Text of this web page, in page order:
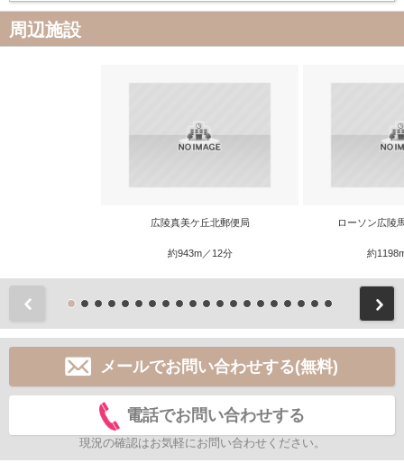
周辺施設
広陵真美ケ丘北郵便局
約943m／12分
ローソン広陵
約
メールでお問い合わせする(無料)
電話でお問い合わせする
現況の確認はお気軽にお問い合わせください。